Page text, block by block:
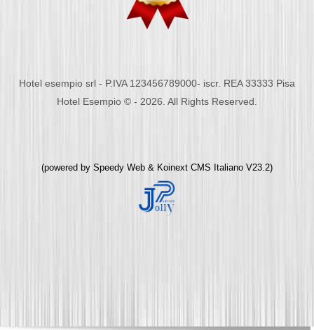
Hotel esempio srl - P.IVA 123456789000- iscr. REA 33333 Pisa
Hotel Esempio © - 2026. All Rights Reserved.
(powered by Speedy Web & Koinext CMS Italiano V23.2)